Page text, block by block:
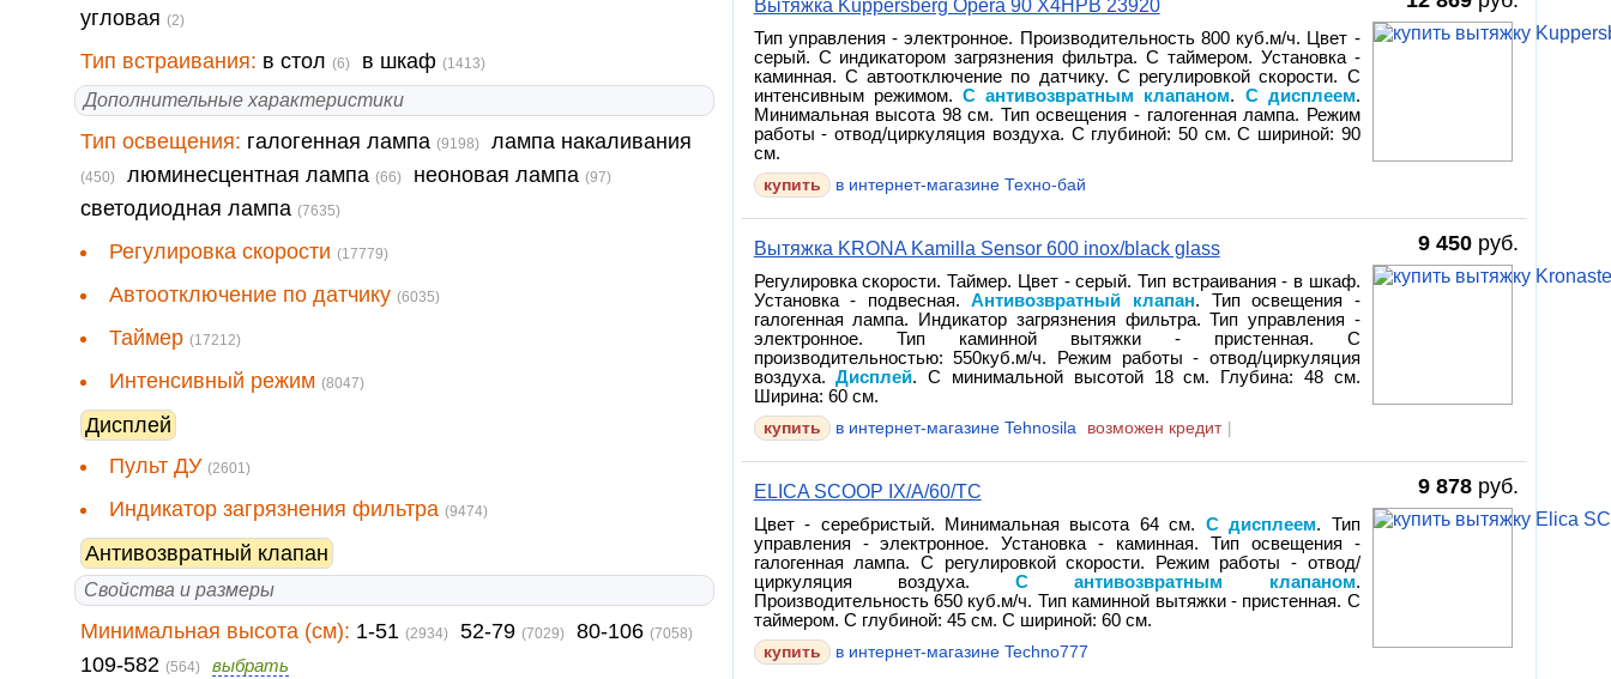
угловая (2)
Тип встраивания: в стол (6) в шкаф (1413)
Дополнительные характеристики
Тип освещения: галогенная лампа (9198) лампа накаливания
(450) люминесцентная лампа (66) неоновая лампа (97)
светодиодная лампа (7635)
Регулировка скорости (17779)
Автоотключение по датчику (6035)
Таймер (17212)
Интенсивный режим (8047)
Дисплей
Пульт ДУ (2601)
Индикатор загрязнения фильтра (9474)
Антивозвратный клапан
Свойства и размеры
Минимальная высота (см): 1-51 (2934) 52-79 (7029) 80-106 (7058)
109-582 (564) выбрать
Вытяжка Kuppersberg Opera 90 X4HPB 23920
Тип управления - электронное. Производительность 800 куб.м/ч. Цвет -
серый. С индикатором загрязнения фильтра. С таймером. Установка -
каминная. С автоотключение по датчику. С регулировкой скорости. С
интенсивным режимом.С антивозвратным клапаном. С дисплеем.
Минимальная высота 98 см. Тип освещения - галогенная лампа. Режим
работы - отвод/циркуляция воздуха. С глубиной: 50 см. С шириной: 90
см.
в интернет-магазине Техно-бай
9 450руб.
Вытяжка KRONA Kamilla Sensor 600 inox/black glass
Регулировка скорости. Таймер. Цвет - серый. Тип встраивания - в шкаф.
Установка - подвесная.Антивозвратный клапан. Тип освещения -
галогенная лампа. Индикатор загрязнения фильтра. Тип управления -
электронное. Тип каминной вытяжки - пристенная. С
производительностью: 550куб.м/ч. Режим работы - отвод/циркуляция
воздуха.Дисплей. С минимальной высотой 18 см. Глубина: 48 см.
Ширина: 60 см.
в интернет-магазине Tehnosila возможен кредит
9 878руб.
ELICA SCOOP IX/A/60/TC
Цвет - серебристый. Минимальная высота 64 см. С дисплеем. Тип
управления - электронное. Установка - каминная. Тип освещения -
галогенная лампа. С регулировкой скорости. Режим работы - отвод/
циркуляция воздуха.С антивозвратным клапаном.
Производительность 650 куб.м/ч. Тип каминной вытяжки - пристенная. С
таймером. С глубиной: 45 см. С шириной: 60 см.
в интернет-магазине Techno777